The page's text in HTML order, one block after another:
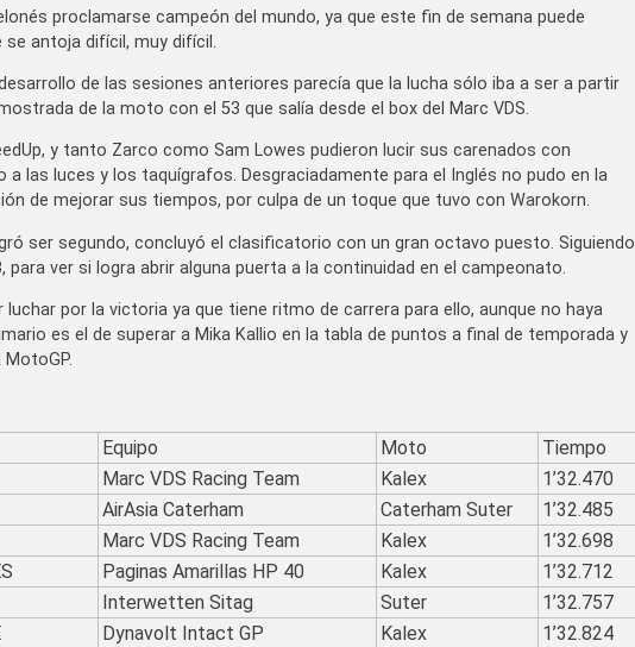
proclamarse campeón del mundo, ya que este fin de semana puede
se antoja difícil, muy difícil.
de las sesiones anteriores parecía que la lucha sólo iba a ser a partir
de la moto con el 53 que salía desde el box del Marc VDS.
y tanto Zarco como Sam Lowes pudieron lucir sus carenados con
a las luces y los taquígrafos. Desgraciadamente para el Inglés no pudo en la
de mejorar sus tiempos, por culpa de un toque que tuvo con Warokorn.
ser segundo, concluyó el clasificatorio con un gran octavo puesto. Siguiendo
ver si logra abrir alguna puerta a la continuidad en el campeonato.
por la victoria ya que tiene ritmo de carrera para ello, aunque no haya
es el de superar a Mika Kallio en la tabla de puntos a final de temporada y
Equipo Moto
Tiempo
Marc VDS Racing Team Kalex
1’32.470
AirAsia Caterham Caterham Suter
1’32.485
Marc VDS Racing Team Kalex
1’32.698
Paginas Amarillas HP 40 Kalex
1’32.712
Interwetten Sitag Suter
1’32.757
Dynavolt Intact GP Kalex
1’32.824